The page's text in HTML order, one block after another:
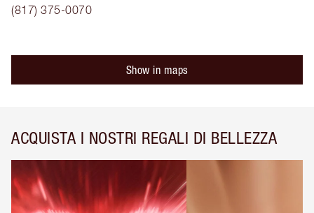
(817) 375-0070
Show in maps
ACQUISTA I NOSTRI REGALI DI BELLEZZA